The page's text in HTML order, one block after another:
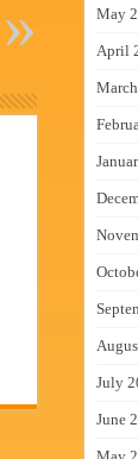
May
April
July
June